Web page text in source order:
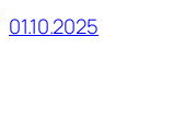
01.10.2025